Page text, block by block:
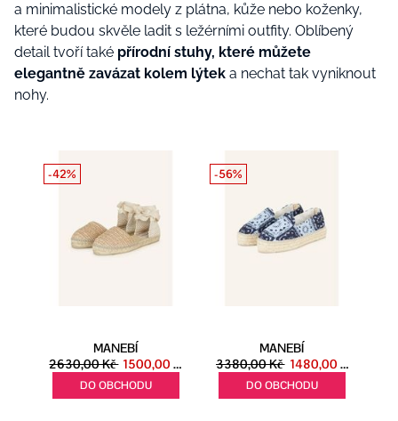
a minimalistické modely z plátna, kůže nebo koženky,
které budou skvěle ladit s ležérními outfity. Oblíbený
detail tvoří také přírodní stuhy, které můžete
elegantně zavázat kolem lýtek a nechat tak vyniknout
nohy.